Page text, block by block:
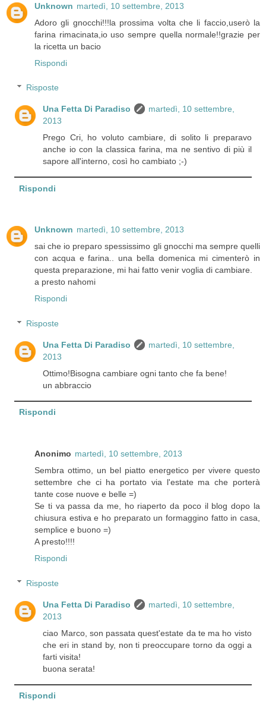
Unknown martedì, 10 settembre, 2013
Adoro gli gnocchi!!!la prossima volta che li faccio,userò la
farina rimacinata,io uso sempre quella normale!!grazie per
la ricetta un bacio
Rispondi
Risposte
Una Fetta Di Paradiso
martedì, 10 settembre,
2013
Prego Cri, ho voluto cambiare, di solito li preparavo
anche io con la classica farina, ma ne sentivo di più il
sapore all'interno, così ho cambiato ;-)
Rispondi
Unknown martedì, 10 settembre, 2013
sai che io preparo spessissimo gli gnocchi ma sempre quelli
con acqua e farina.. una bella domenica mi cimenterò in
questa preparazione, mi hai fatto venir voglia di cambiare.
a presto nahomi
Rispondi
Risposte
Una Fetta Di Paradiso
martedì, 10 settembre,
2013
Ottimo!Bisogna cambiare ogni tanto che fa bene!
un abbraccio
Rispondi
Anonimo martedì, 10 settembre, 2013
Sembra ottimo, un bel piatto energetico per vivere questo
settembre che ci ha portato via l'estate ma che porterà
tante cose nuove e belle =)
Se ti va passa da me, ho riaperto da poco il blog dopo la
chiusura estiva e ho preparato un formaggino fatto in casa,
semplice e buono =)
A presto!!!!
Rispondi
Risposte
Una Fetta Di Paradiso
martedì, 10 settembre,
2013
ciao Marco, son passata quest'estate da te ma ho visto
che eri in stand by, non ti preoccupare torno da oggi a
farti visita!
buona serata!
Rispondi